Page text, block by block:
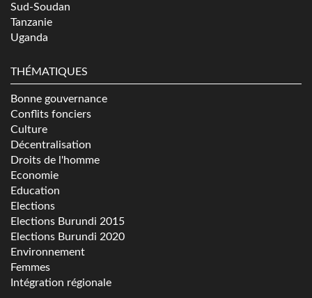
Sud-Soudan
Tanzanie
Uganda
THÉMATIQUES
Bonne gouvernance
Conflits fonciers
Culture
Décentralisation
Droits de l'homme
Economie
Education
Elections
Elections Burundi 2015
Elections Burundi 2020
Environnement
Femmes
Intégration régionale